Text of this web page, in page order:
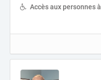
Accès aux personnes